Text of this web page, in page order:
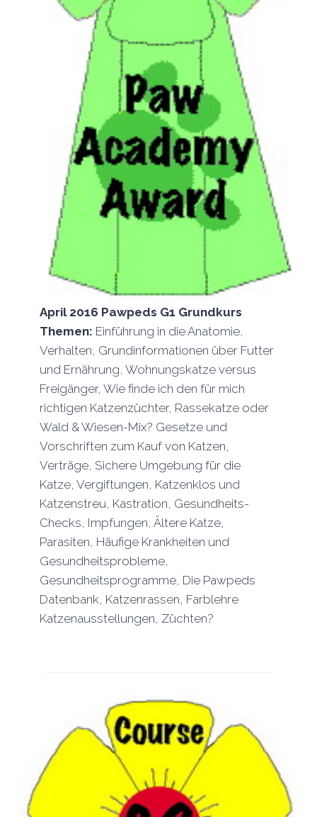
April 2016 Pawpeds G1 Grundkurs
Themen: Einführung in die Anatomie,
Verhalten, Grundinformationen über Futter
und Ernährung, Wohnungskatze versus
Freigänger, Wie finde ich den für mich
richtigen Katzenzüchter, Rassekatze oder
Wald & Wiesen-Mix? Gesetze und
Vorschriften zum Kauf von Katzen,
Verträge, Sichere Umgebung für die
Katze, Vergiftungen, Katzenklos und
Katzenstreu, Kastration, Gesundheits-
Checks, Impfungen, Ältere Katze,
Parasiten, Häufige Krankheiten und
Gesundheitsprobleme,
Gesundheitsprogramme, Die Pawpeds
Datenbank, Katzenrassen, Farblehre
Katzenausstellungen, Züchten?